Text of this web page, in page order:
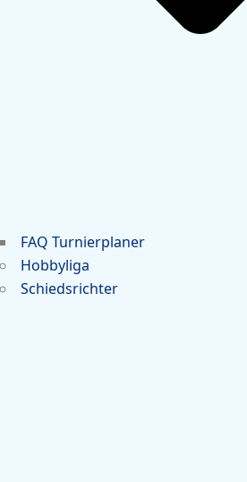
FAQ Turnierplaner
Hobbyliga
Schiedsrichter